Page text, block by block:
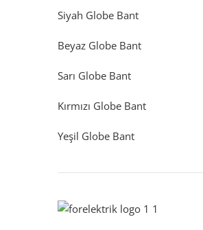
Siyah Globe Bant
Beyaz Globe Bant
Sarı Globe Bant
Kırmızı Globe Bant
Yeşil Globe Bant